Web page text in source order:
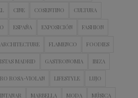
CINE COSENTINO CULTURA
ESPAÑA EXPOSICIÓN FASHION
FLAMENCO FOODIES
MADRID GASTRONOMIA IBIZA
ROSA-VIOLAN LIFESTYLE LUJO
MARBELLA MODA MÚSICA